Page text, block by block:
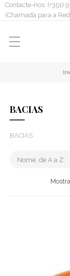
Contacte-nos: (+351)
(Chamada para a
BACIAS
BACIAS
Nome, de A a Z